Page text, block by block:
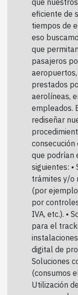
que
eficiente de
tiempos de
eso
que
pasajeros
prestados
aerolíneas,
empleados.
rediseñar
consecución
que podrían
siguientes: •
trámites y/o
(por
por
IVA, etc.). •
para el
digital de
Soluciones
(consumos
Utilización